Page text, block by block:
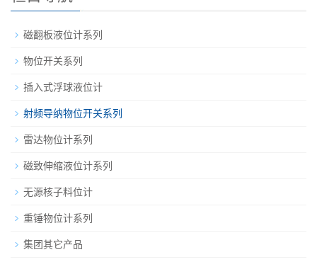
磁翻板液位计系列
物位开关系列
插入式浮球液位计
射频导纳物位开关系列
雷达物位计系列
磁致伸缩液位计系列
无源核子料位计
重锤物位计系列
集团其它产品